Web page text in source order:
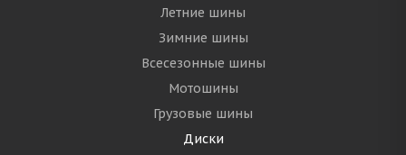
Летние шины
Зимние шины
Всесезонные шины
Мотошины
Грузовые шины
Диски